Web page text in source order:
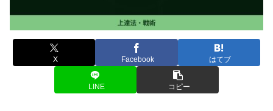
X Facebook はてブ
LINE コピー